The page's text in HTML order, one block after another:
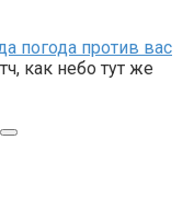
погода против вас
как небо тут же